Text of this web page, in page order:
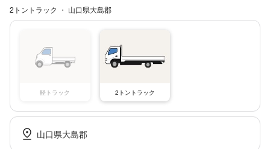
2トントラック ・ 山口県大島郡
軽トラック 2トントラック
山口県大島郡